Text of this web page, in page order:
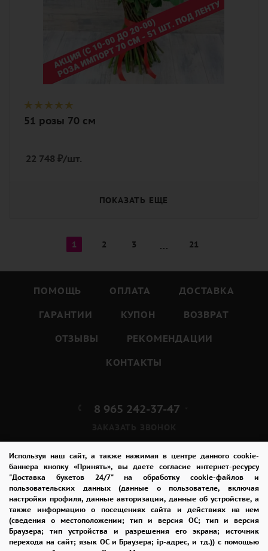
Используя наш сайт, а также нажимая в центре данного cookie-
баннера кнопку «Принять», вы даете согласие интернет-ресурсу
"Доставка букетов 24/7" на обработку cookie-файлов и
пользовательских данных (данные о пользователе, включая
настройки профиля, данные авторизации, данные об устройстве, а
также информацию о посещениях сайта и действиях на нем
(сведения о местоположении; тип и версия ОС; тип и версия
Браузера; тип устройства и разрешения его экрана; источник
перехода на сайт; язык ОС и Браузера; ip-адрес, и тд.)) с помощью
51 розы 70 см
22 748 ₽/шт.
ПОКАЗАТЬ ЕЩЕ
1 2 3 21
ПОМОЩЬ ОПЛАТА
ДОСТАВКА
ГАРАНТИИ
КУПОН
ВОЗВРАТ
ОТЗЫВЫ
РЕКОМЕНДАЦИИ
КОНТАКТЫ
8 965 242-37-47
admin@buket24delivery.ru
пл. Киевского Вокзала 2,
ТЦ «Европейский»
ПОЛИТИКА КОНФИДЕНЦИАЛЬНОСТИ